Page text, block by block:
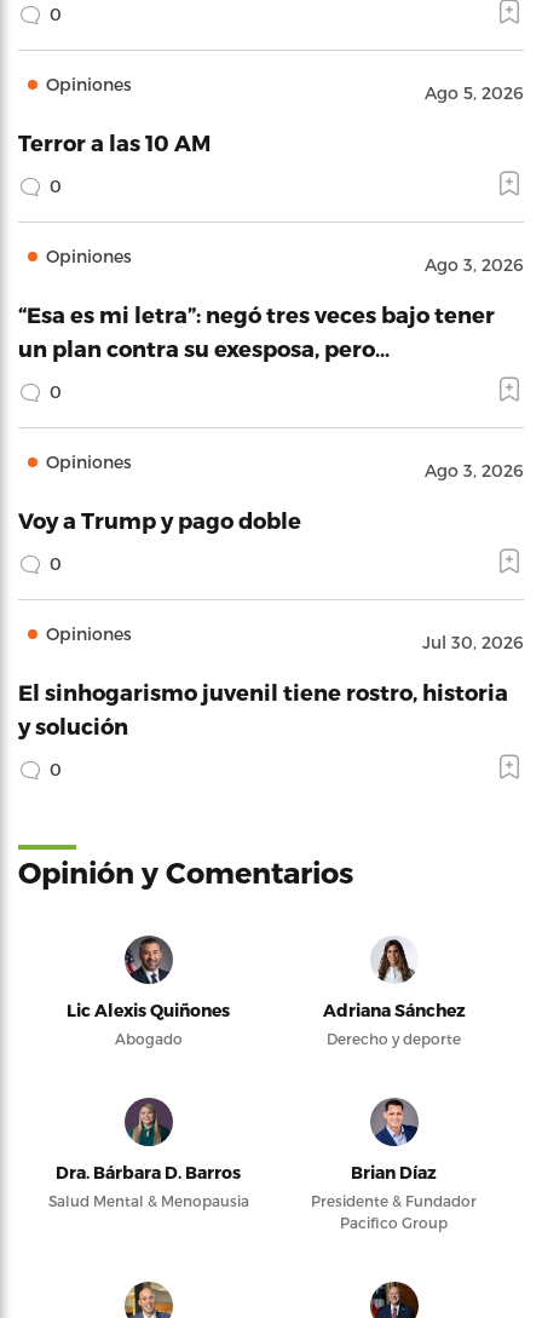
0
Opiniones Ago 5, 2026
Terror a las 10 AM
0
Opiniones Ago 3, 2026
“Esa es mi letra”: negó tres veces bajo tener
un plan contra su exesposa, pero…
0
Opiniones Ago 3, 2026
Voy a Trump y pago doble
0
Opiniones Jul 30, 2026
El sinhogarismo juvenil tiene rostro, historia
y solución
0
Opinión y Comentarios
Lic Alexis Quiñones
Abogado
Adriana Sánchez
Derecho y deporte
Dra. Bárbara D. Barros
Salud Mental & Menopausia
Brian Díaz
Presidente & Fundador
Pacifico Group